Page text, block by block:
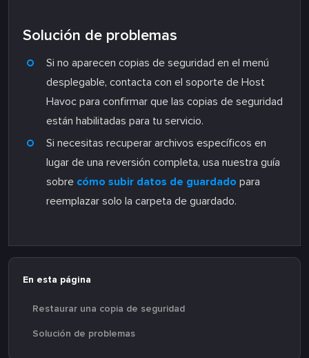
Solución de problemas
Si no aparecen copias de seguridad en el menú
desplegable, contacta con el soporte de Host
Havoc para confirmar que las copias de seguridad
están habilitadas para tu servicio.
Si necesitas recuperar archivos específicos en
lugar de una reversión completa, usa nuestra guía
sobre cómo subir datos de guardado para
reemplazar solo la carpeta de guardado.
En esta página
Restaurar una copia de seguridad
Solución de problemas